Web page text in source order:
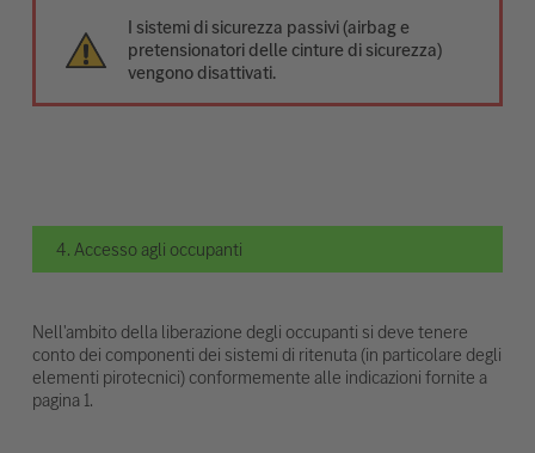
I sistemi di sicurezza passivi (airbag e
pretensionatori delle cinture di sicurezza)
vengono disattivati.
4. Accesso agli occupanti
Nell'ambito della liberazione degli occupanti si deve tenere
conto dei componenti dei sistemi di ritenuta (in particolare degli
elementi pirotecnici) conformemente alle indicazioni fornite a
pagina 1.